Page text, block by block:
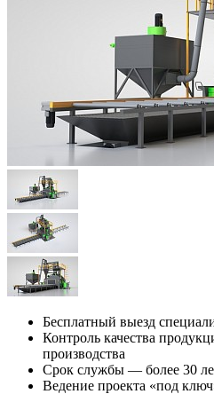
Бесплатный выезд
Контроль качества
производства
Срок службы — более 30
Ведение проекта «под